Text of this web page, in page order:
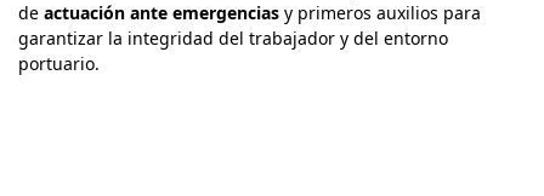
de actuación ante emergencias y primeros auxilios para
garantizar la integridad del trabajador y del entorno
portuario.